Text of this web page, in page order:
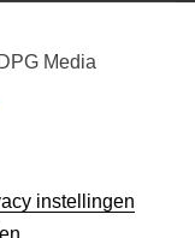
Media
instellingen